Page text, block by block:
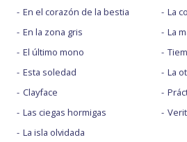
En el corazón de la bestia
En la zona gris
El último mono
Esta soledad
Clayface
Las ciegas hormigas
La isla olvidada
La
La
La